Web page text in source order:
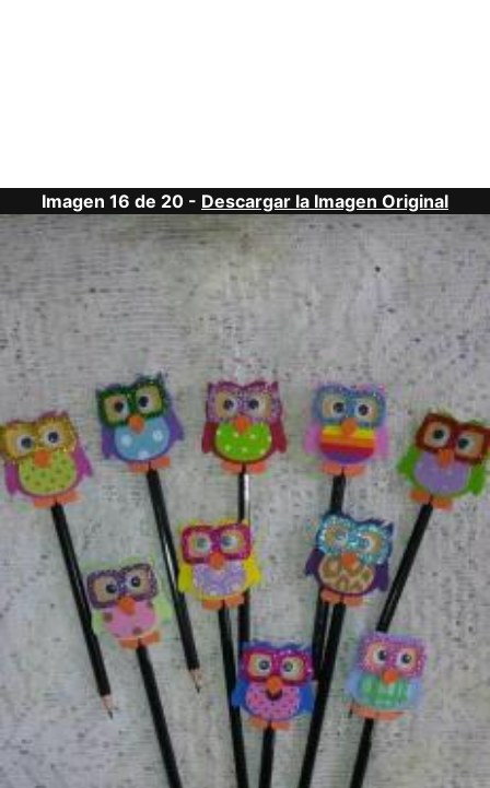
Imagen 16 de 20 - Descargar la Imagen Original